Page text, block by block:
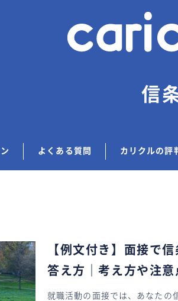
信
よくある質問 カリクルの評
【例文付き】面接で
答え方｜考え方や注意
就職活動の面接では、あなたの